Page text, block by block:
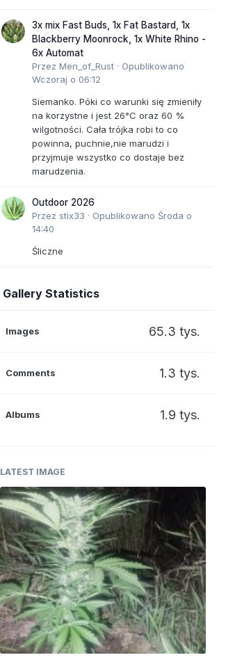
3x mix Fast Buds, 1x Fat Bastard, 1x
Blackberry Moonrock, 1x White Rhino -
6x Automat
Przez Men_of_Rust · Opublikowano
Wczoraj o 06:12
Siemanko. Póki co warunki się zmieniły
na korzystne i jest 26°C oraz 60 %
wilgotności. Cała trójka robi to co
powinna, puchnie,nie marudzi i
przyjmuje wszystko co dostaje bez
marudzenia.
Outdoor 2026
Przez stix33 · Opublikowano Środa o
14:40
Śliczne
Gallery Statistics
Images 65.3 tys.
Comments 1.3 tys.
Albums 1.9 tys.
LATEST IMAGE